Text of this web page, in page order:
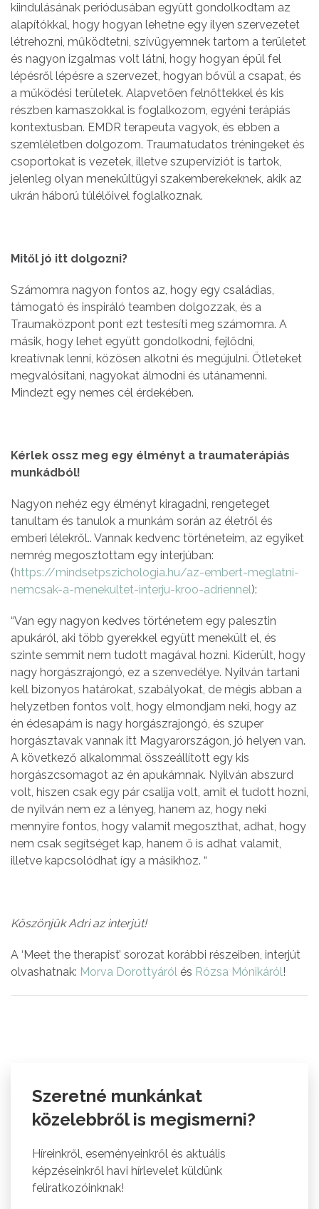
kiindulásának periódusában együtt gondolkodtam az
alapítókkal, hogy hogyan lehetne egy ilyen szervezetet
létrehozni, működtetni, szívügyemnek tartom a területet
és nagyon izgalmas volt látni, hogy hogyan épül fel
lépésről lépésre a szervezet, hogyan bővül a csapat, és
a működési területek. Alapvetően felnőttekkel és kis
részben kamaszokkal is foglalkozom, egyéni terápiás
kontextusban. EMDR terapeuta vagyok, és ebben a
szemléletben dolgozom. Traumatudatos tréningeket és
csoportokat is vezetek, illetve szupervíziót is tartok,
jelenleg olyan menekültügyi szakemberekeknek, akik az
ukrán háború túlélőivel foglalkoznak.
Mitől jó itt dolgozni?
Számomra nagyon fontos az, hogy egy családias,
támogató és inspiráló teamben dolgozzak, és a
Traumaközpont pont ezt testesíti meg számomra. A
másik, hogy lehet együtt gondolkodni, fejlődni,
kreatívnak lenni, közösen alkotni és megújulni. Ötleteket
megvalósítani, nagyokat álmodni és utánamenni.
Mindezt egy nemes cél érdekében.
Kérlek ossz meg egy élményt a traumaterápiás
munkádból!
Nagyon nehéz egy élményt kiragadni, rengeteget
tanultam és tanulok a munkám során az életről és
emberi lélekről.. Vannak kedvenc történeteim, az egyiket
nemrég megosztottam egy interjúban:
(https://mindsetpszichologia.hu/az-embert-meglatni-
nemcsak-a-menekultet-interju-kroo-adriennel):
“Van egy nagyon kedves történetem egy palesztin
apukáról, aki több gyerekkel együtt menekült el, és
szinte semmit nem tudott magával hozni. Kiderült, hogy
nagy horgászrajongó, ez a szenvedélye. Nyilván tartani
kell bizonyos határokat, szabályokat, de mégis abban a
helyzetben fontos volt, hogy elmondjam neki, hogy az
én édesapám is nagy horgászrajongó, és szuper
horgásztavak vannak itt Magyarországon, jó helyen van.
A következő alkalommal összeállított egy kis
horgászcsomagot az én apukámnak. Nyilván abszurd
volt, hiszen csak egy pár csalija volt, amit el tudott hozni,
de nyilván nem ez a lényeg, hanem az, hogy neki
mennyire fontos, hogy valamit megoszthat, adhat, hogy
nem csak segítséget kap, hanem ő is adhat valamit,
illetve kapcsolódhat így a másikhoz. “
Köszönjük Adri az interjút!
A ‘Meet the therapist’ sorozat korábbi részeiben, interjút
olvashatnak: Morva Dorottyáról és Rózsa Mónikáról!
Szeretné munkánkat
közelebbről is megismerni?
Híreinkről, eseményeinkről és aktuális
képzéseinkről havi hírlevelet küldünk
feliratkozóinknak!